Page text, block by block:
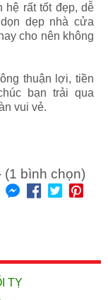
hệ rất tốt đẹp, dễ
dẹp nhà cửa
cho nên không
thuận lợi, tiền
bạn trải qua
vui vẻ.
(1 bình chọn)
TỴ